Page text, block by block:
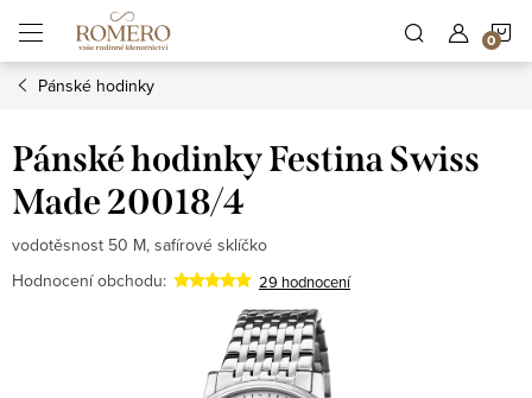
obsah
Pánské hodinky
Pánské hodinky Festina Swiss
Made 20018/4
vodotěsnost 50 M, safírové sklíčko
Hodnocení obchodu:
29 hodnocení